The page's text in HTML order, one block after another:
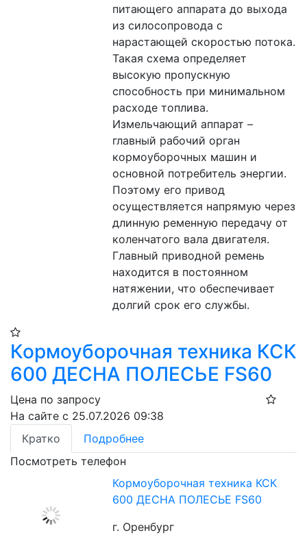
питающего аппарата до выхода
из силосопровода с
нарастающей скоростью потока.
Такая схема определяет
высокую пропускную
способность при минимальном
расходе топлива.
Измельчающий аппарат –
главный рабочий орган
кормоуборочных машин и
основной потребитель энергии.
Поэтому его привод
осуществляется напрямую через
длинную ременную передачу от
коленчатого вала двигателя.
Главный приводной ремень
находится в постоянном
натяжении, что обеспечивает
долгий срок его службы.
Кормоуборочная техника КСК
600 ДЕСНА ПОЛЕСЬЕ FS60
Цена по запросу
На сайте с 25.07.2026 09:38
Кратко
Подробнее
Посмотреть телефон
Кормоуборочная техника КСК
600 ДЕСНА ПОЛЕСЬЕ FS60
г. Оренбург